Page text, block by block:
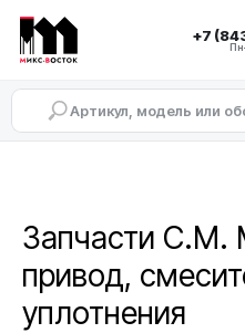
+7
Запчасти C.M.
привод,
уплотнения